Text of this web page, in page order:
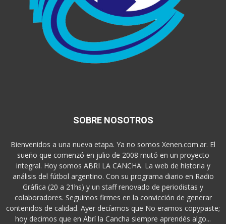
SOBRE NOSOTROS
Bienvenidos a una nueva etapa. Ya no somos Xenen.com.ar. El
sueño que comenzó en julio de 2008 mutó en un proyecto
integral. Hoy somos ABRI LA CANCHA. La web de historia y
análisis del fútbol argentino. Con su programa diario en Radio
Gráfica (20 a 21hs) y un staff renovado de periodistas y
colaboradores. Seguimos firmes en la convicción de generar
contenidos de calidad. Ayer decíamos que No eramos copypaste;
hoy decimos que en Abrí la Cancha siempre aprendés algo...